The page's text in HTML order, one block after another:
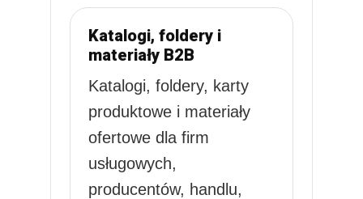
Katalogi, foldery i
materiały B2B
Katalogi, foldery, karty
produktowe i materiały
ofertowe dla firm
usługowych,
producentów, handlu,